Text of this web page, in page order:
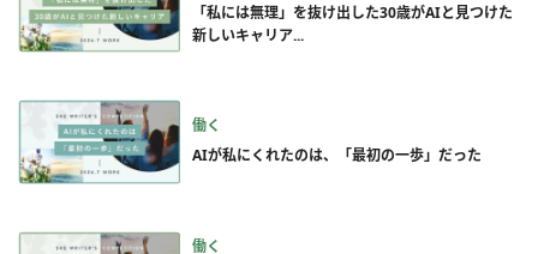
「私には無理」を抜け出した30歳がAIと見つけた
新しいキャリア...
働く
AIが私にくれたのは、「最初の一歩」だった
働く